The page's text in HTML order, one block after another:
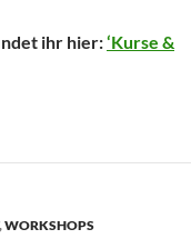
ihr hier:‘Kurse &
,WORKSHOPS